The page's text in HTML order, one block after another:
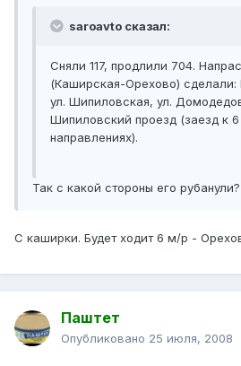
saroavto сказал:
Сняли 117, продлили 704.
(Каширская-Орехово)
ул. Шипиловская, ул.
Шипиловский проезд (заезд к
направлениях).
Так с какой стороны его
С каширки. Будет ходит 6 м/р -
Паштет
Опубликовано 25 июля, 2008